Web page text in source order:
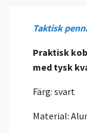
Taktisk
Praktisk
med tysk
Färg: svart
Material: